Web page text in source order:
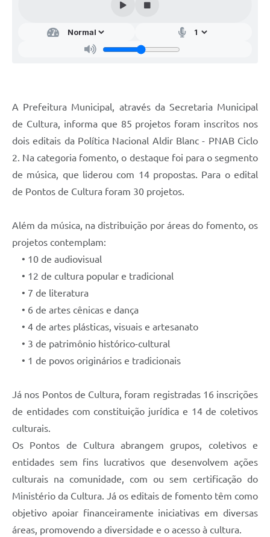
Arquivos para Download
Contas Públicas
Editais
Serviços Online
Telefones Úteis
Agenda
Notícias
A Prefeitura Municipal, através da Secretaria Municipal
de Cultura, informa que 85 projetos foram inscritos nos
dois editais da Política Nacional Aldir Blanc - PNAB Ciclo
2. Na categoria fomento, o destaque foi para o segmento
de música, que liderou com 14 propostas. Para o edital
de Pontos de Cultura foram 30 projetos.
Além da música, na distribuição por áreas do fomento, os
projetos contemplam:
• 10 de audiovisual
• 12 de cultura popular e tradicional
• 7 de literatura
• 6 de artes cênicas e dança
• 4 de artes plásticas, visuais e artesanato
• 3 de patrimônio histórico-cultural
• 1 de povos originários e tradicionais
Já nos Pontos de Cultura, foram registradas 16 inscrições
de entidades com constituição jurídica e 14 de coletivos
culturais.
Os Pontos de Cultura abrangem grupos, coletivos e
entidades sem fins lucrativos que desenvolvem ações
culturais na comunidade, com ou sem certificação do
Ministério da Cultura. Já os editais de fomento têm como
objetivo apoiar financeiramente iniciativas em diversas
áreas, promovendo a diversidade e o acesso à cultura.